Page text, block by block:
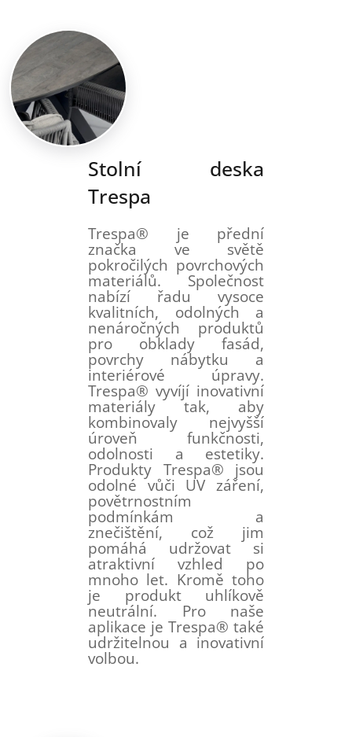
Stolní deska
Trespa
Trespa® je přední
značka ve světě
pokročilých povrchových
materiálů. Společnost
nabízí řadu vysoce
kvalitních, odolných a
nenáročných produktů
pro obklady fasád,
povrchy nábytku a
interiérové ​​úpravy.
Trespa® vyvíjí inovativní
materiály tak, aby
kombinovaly nejvyšší
úroveň funkčnosti,
odolnosti a estetiky.
Produkty Trespa® jsou
odolné vůči UV záření,
povětrnostním
podmínkám a
znečištění, což jim
pomáhá udržovat si
atraktivní vzhled po
mnoho let. Kromě toho
je produkt uhlíkově
neutrální. Pro naše
aplikace je Trespa® také
udržitelnou a inovativní
volbou.